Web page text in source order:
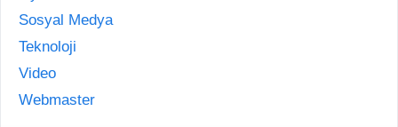
Sosyal Medya
Teknoloji
Video
Webmaster